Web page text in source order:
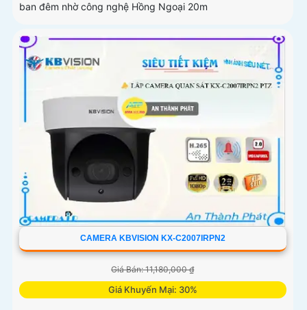
ban đêm nhờ công nghệ Hồng Ngoại 20m
CAMERA KBVISION KX-C2007IRPN2
Giá Bán: 11,180,000 ₫
Giá Khuyến Mại: 30%